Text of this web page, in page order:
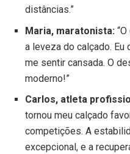
distâncias.”
Maria, maratonista:
a leveza do calçado.
me sentir cansada. O
moderno!”
Carlos, atleta
tornou meu calçado
competições. A
excepcional, e a